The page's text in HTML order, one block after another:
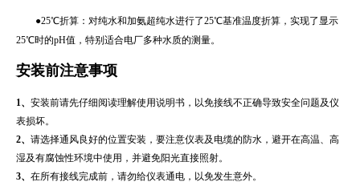
●25℃折算：对纯水和加氨超纯水进行了25℃基准温度折算，实现了显示
25℃时的pH值，特别适合电厂多种水质的测量。
安装前注意事项
1 、 安装前请先仔细阅读理解使用说明书，以免接线不正确导致安全问题及仪
表损坏。
2、 请选择通风良好的位置安装，要注意仪表及电缆的防水，避开在高温、高
湿及有腐蚀性环境中使用，并避免阳光直接照射。
3、 在所有接线完成前，请勿给仪表通电，以免发生意外。